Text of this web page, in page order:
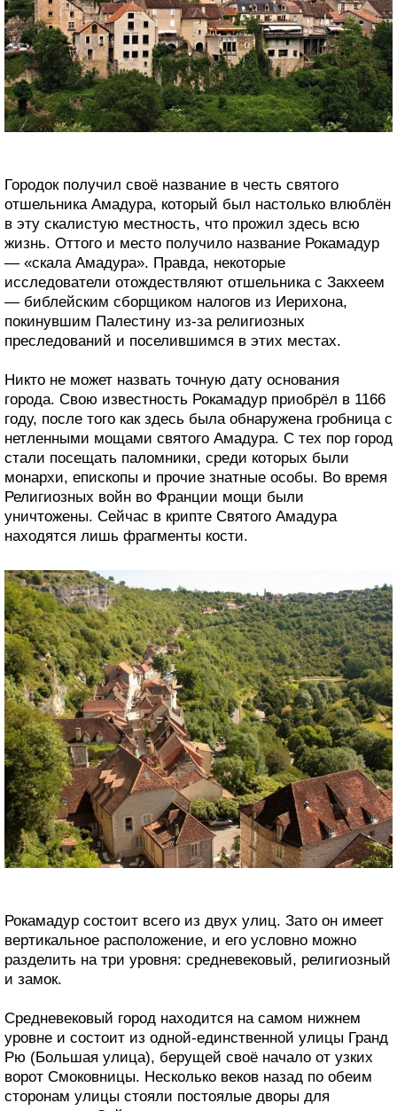
Городок получил своё название в честь святого
отшельника Амадура, который был настолько влюблён
в эту скалистую местность, что прожил здесь всю
жизнь. Оттого и место получило название Рокамадур
— «скала Амадура». Правда, некоторые
исследователи отождествляют отшельника с Закхеем
— библейским сборщиком налогов из Иерихона,
покинувшим Палестину из-за религиозных
преследований и поселившимся в этих местах.
Никто не может назвать точную дату основания
города. Свою известность Рокамадур приобрёл в 1166
году, после того как здесь была обнаружена гробница с
нетленными мощами святого Амадура. С тех пор город
стали посещать паломники, среди которых были
монархи, епископы и прочие знатные особы. Во время
Религиозных войн во Франции мощи были
уничтожены. Сейчас в крипте Святого Амадура
находятся лишь фрагменты кости.
Рокамадур состоит всего из двух улиц. Зато он имеет
вертикальное расположение, и его условно можно
разделить на три уровня: средневековый, религиозный
и замок.
Средневековый город находится на самом нижнем
уровне и состоит из одной-единственной улицы Гранд
Рю (Большая улица), берущей своё начало от узких
ворот Смоковницы. Несколько веков назад по обеим
сторонам улицы стояли постоялые дворы для